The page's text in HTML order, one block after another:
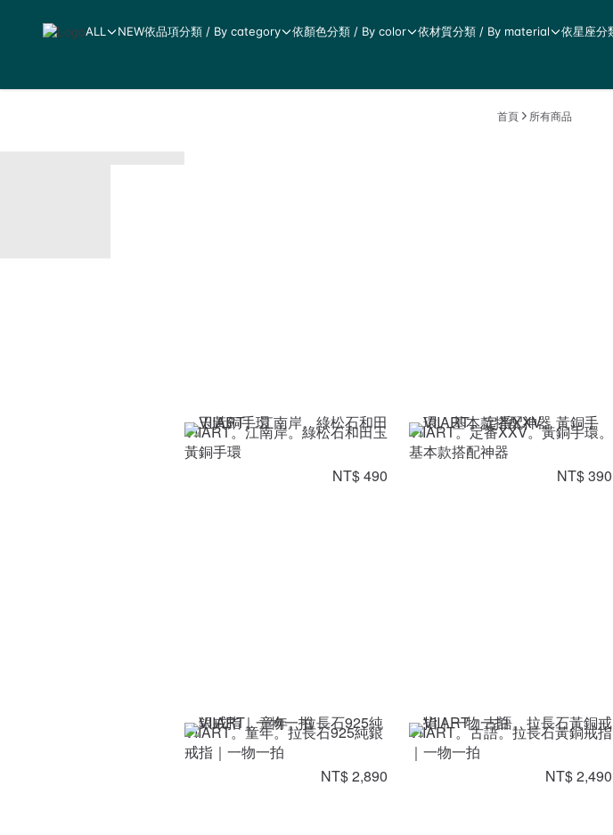
ALL NEW依品項分類 / By category 依顏色分類 / By color 依材質分類 / By material 依星座分
首頁 所有商品
VIIART。江南岸。綠松石和田玉
黃銅手環
NT$ 490
VIIART。定番XXV。黃銅手環。
基本款搭配神器
NT$ 390
VIIART。童年。拉長石925純銀
戒指｜一物一拍
NT$ 2,890
VIIART。古語。拉長石黃銅戒指
｜一物一拍
NT$ 2,490